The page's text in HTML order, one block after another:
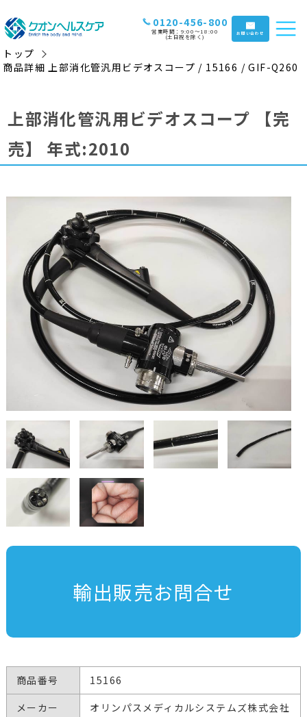
0120-456-800
営業時間：9:00〜18:00
(土日祝を除く) お問い合わせ
トップ
商品詳細 上部消化管汎用ビデオスコープ / 15166 / GIF-Q260
上部消化管汎用ビデオスコープ
【完
売】
年式:2010
輸出販売お問合せ
商品番号
15166
メーカー
オリンパスメディカルシステムズ株式会社